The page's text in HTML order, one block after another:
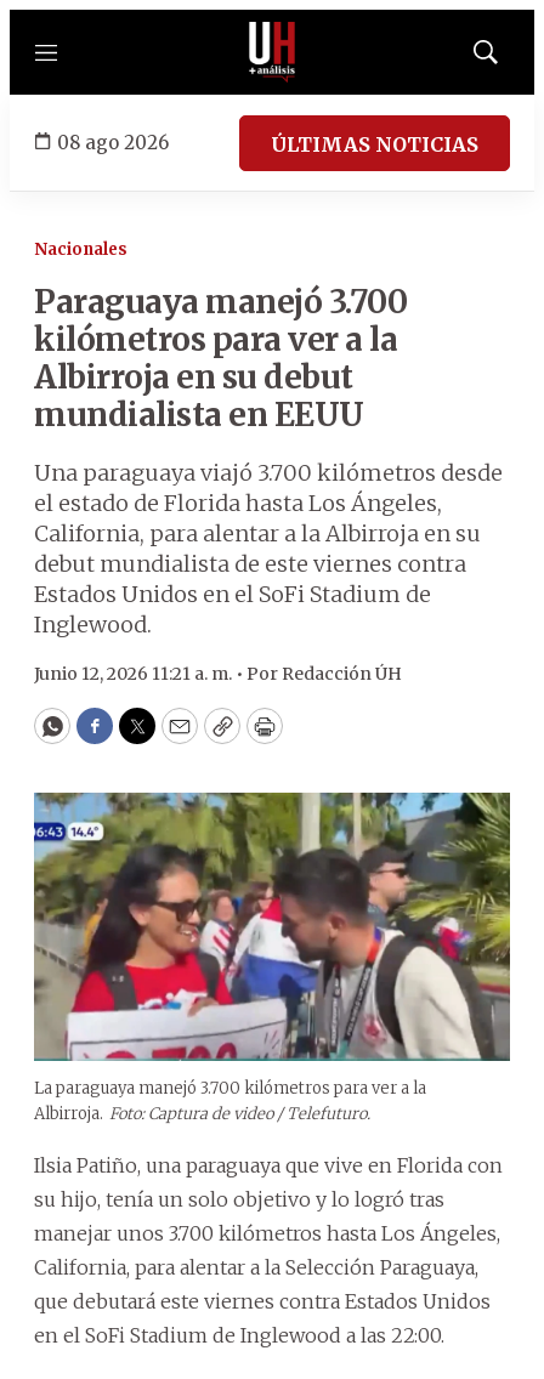
Menú
Mostrar
08 ago 2026 ÚLTIMAS NOTICIAS
Nacionales
Paraguaya manejó 3.700
kilómetros para ver a la
Albirroja en su debut
mundialista en EEUU
Una paraguaya viajó 3.700 kilómetros desde
el estado de Florida hasta Los Ángeles,
California, para alentar a la Albirroja en su
debut mundialista de este viernes contra
Estados Unidos en el SoFi Stadium de
Inglewood.
Junio 12, 2026 11:21 a. m. • Por Redacción ÚH
WhatsApp
Facebook
Twitter
EmailCopyPrint
La paraguaya manejó 3.700 kilómetros para ver a la
Albirroja. Foto: Captura de video / Telefuturo.
Ilsia Patiño, una paraguaya que vive en Florida con
su hijo, tenía un solo objetivo y lo logró tras
manejar unos 3.700 kilómetros hasta Los Ángeles,
California, para alentar a la Selección Paraguaya,
que debutará este viernes contra Estados Unidos
en el SoFi Stadium de Inglewood a las 22:00.